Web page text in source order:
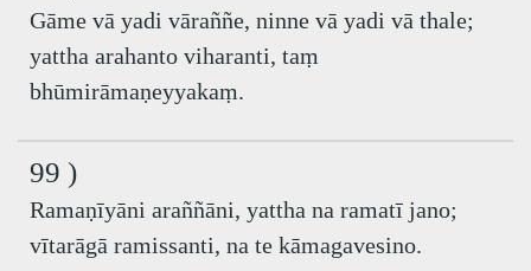
Gāme vā yadi vāraññe, ninne vā yadi vā thale;
yattha arahanto viharanti, taṃ
bhūmirāmaṇeyyakaṃ.
99 )
Ramaṇīyāni araññāni, yattha na ramatī jano;
vītarāgā ramissanti, na te kāmagavesino.